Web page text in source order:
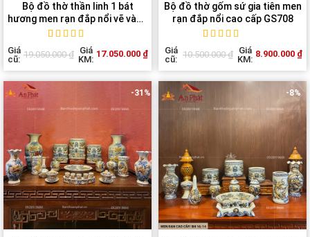
Bộ đồ thờ thần linh 1 bát
hương men rạn đắp nổi vẽ vàng
GS707
Rated5
out of
5 based on
Giá
cũ: 19.050.000₫
Giá
KM:
17.050.000 ₫
Bộ đồ thờ gốm sứ gia tiên men
rạn đắp nổi cao cấp GS708
5 out of
5 based on
Giá
cũ: 10.500.000₫
Giá
KM:
8.900.000 ₫
-31% -8%